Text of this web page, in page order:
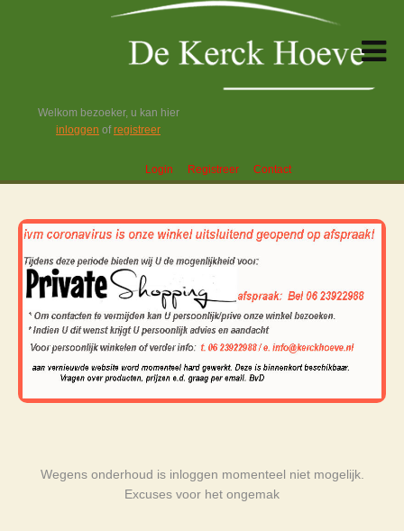
Welkom bezoeker, u kan hier
inloggen ofregistreer
Login Registreer Contact
Wegens onderhoud is inloggen momenteel niet mogelijk.
Excuses voor het ongemak